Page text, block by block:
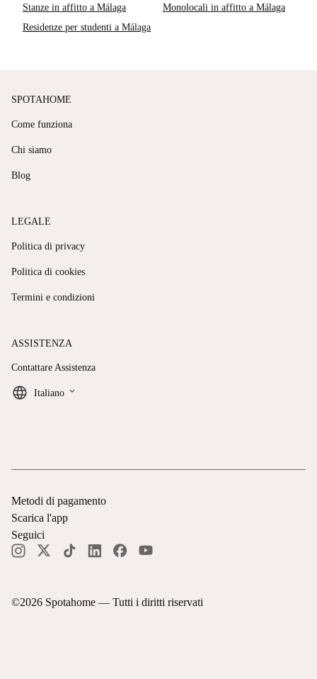
Stanze in affitto a Málaga
Monolocali in affitto a Málaga
Residenze per studenti a Málaga
SPOTAHOME
Come funziona
Chi siamo
Blog
LEGALE
Politica di privacy
Politica di cookies
Termini e condizioni
ASSISTENZA
Contattare Assistenza
Italiano keyboard_arrow_down
©2026 Spotahome — Tutti i diritti riservati
Metodi di pagamento
Scarica l'app
Seguici